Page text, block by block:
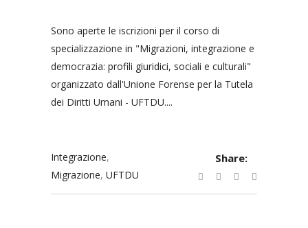
Sono aperte le iscrizioni per il corso di
specializzazione in "Migrazioni, integrazione e
democrazia: profili giuridici, sociali e culturali"
organizzato dall'Unione Forense per la Tutela
dei Diritti Umani - UFTDU....
Integrazione,
Migrazione, UFTDU
Share: